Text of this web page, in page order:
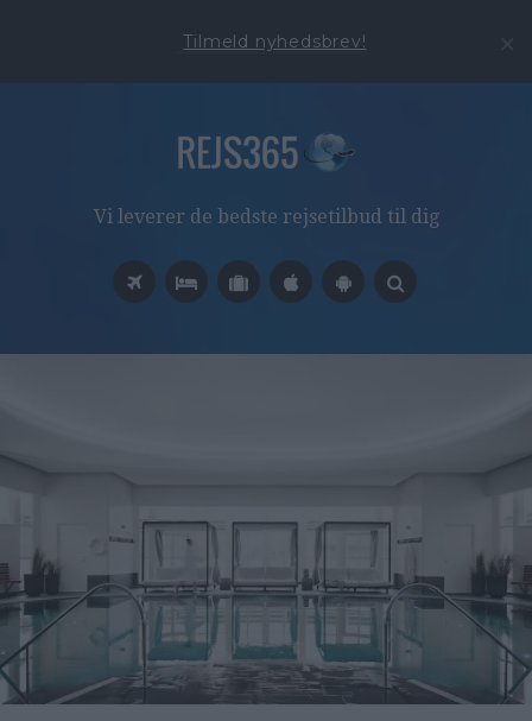
Tilmeld nyhedsbrev!
Vi leverer de bedste rejsetilbud til dig